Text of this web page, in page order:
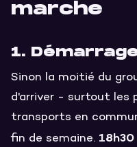
marche
1.
Sinon la moitié du
d'arriver - surtout les
transports en
fin de semaine.